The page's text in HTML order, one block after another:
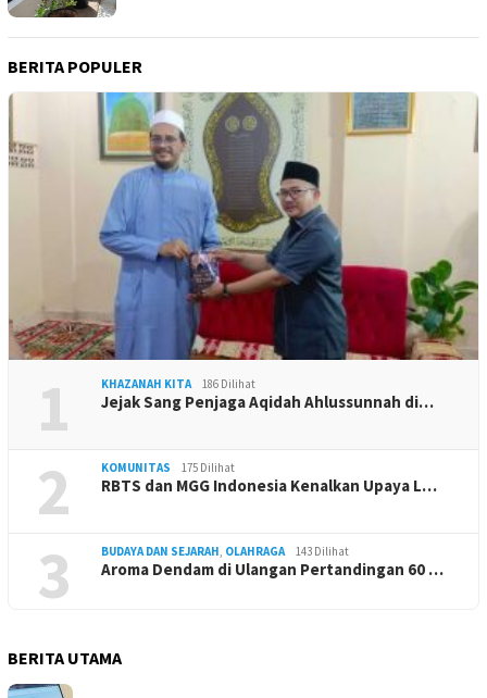
BERITA POPULER
1 KHAZANAH KITA 186 Dilihat
Jejak Sang Penjaga Aqidah Ahlussunnah di…
2 KOMUNITAS 175 Dilihat
RBTS dan MGG Indonesia Kenalkan Upaya L…
3 BUDAYA DAN SEJARAH, OLAHRAGA 143 Dilihat
Aroma Dendam di Ulangan Pertandingan 60 …
BERITA UTAMA